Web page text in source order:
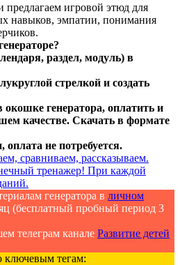
предлагаем игровой этюд для
навыков, эмпатии, понимания
раздел, модуль) в
стрелкой и создать
окошке генератора, оплатить и
качестве. Скачать в формате
не потребуется.
сравниваем, рассказываем.
тренажер! При каждой
генератора в личном
(бесплатный пробный период 3
телеграм канале Развитие детей
ключевым тегам: